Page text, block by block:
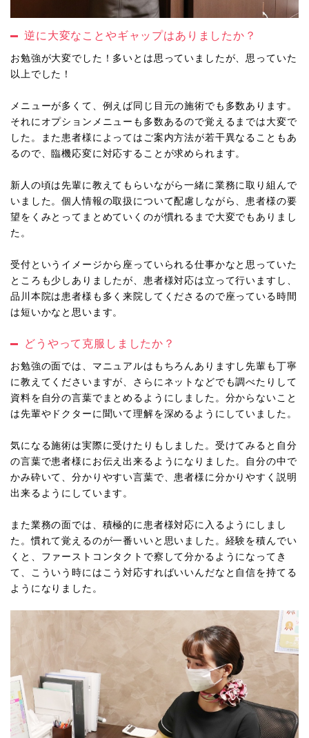
逆に大変なことやギャップはありましたか？
お勉強が大変でした！多いとは思っていましたが、思っていた
以上でした！
メニューが多くて、例えば同じ目元の施術でも多数あります。
それにオプションメニューも多数あるので覚えるまでは大変で
した。また患者様によってはご案内方法が若干異なることもあ
るので、臨機応変に対応することが求められます。
新人の頃は先輩に教えてもらいながら一緒に業務に取り組んで
いました。個人情報の取扱について配慮しながら、患者様の要
望をくみとってまとめていくのが慣れるまで大変でもありまし
た。
受付というイメージから座っていられる仕事かなと思っていた
ところも少しありましたが、患者様対応は立って行いますし、
品川本院は患者様も多く来院してくださるので座っている時間
は短いかなと思います。
どうやって克服しましたか？
お勉強の面では、マニュアルはもちろんありますし先輩も丁寧
に教えてくださいますが、さらにネットなどでも調べたりして
資料を自分の言葉でまとめるようにしました。分からないこと
は先輩やドクターに聞いて理解を深めるようにしていました。
気になる施術は実際に受けたりもしました。受けてみると自分
の言葉で患者様にお伝え出来るようになりました。自分の中で
かみ砕いて、分かりやすい言葉で、患者様に分かりやすく説明
出来るようにしています。
また業務の面では、積極的に患者様対応に入るようにしまし
た。慣れて覚えるのが一番いいと思いました。経験を積んでい
くと、ファーストコンタクトで察して分かるようになってき
て、こういう時にはこう対応すればいいんだなと自信を持てる
ようになりました。